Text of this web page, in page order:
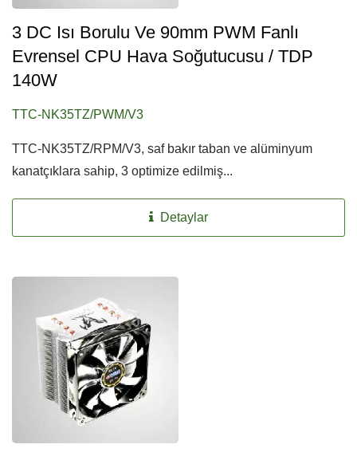
3 DC Isı Borulu Ve 90mm PWM Fanlı
Evrensel CPU Hava Soğutucusu / TDP
140W
TTC-NK35TZ/PWM/V3
TTC-NK35TZ/RPM/V3, saf bakır taban ve alüminyum
kanatçıklara sahip, 3 optimize edilmiş...
Detaylar